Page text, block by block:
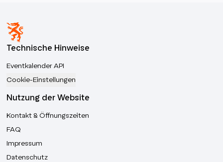
Technische Hinweise
Eventkalender API
Cookie-Einstellungen
Nutzung der Website
Kontakt & Öffnungszeiten
FAQ
Impressum
Datenschutz